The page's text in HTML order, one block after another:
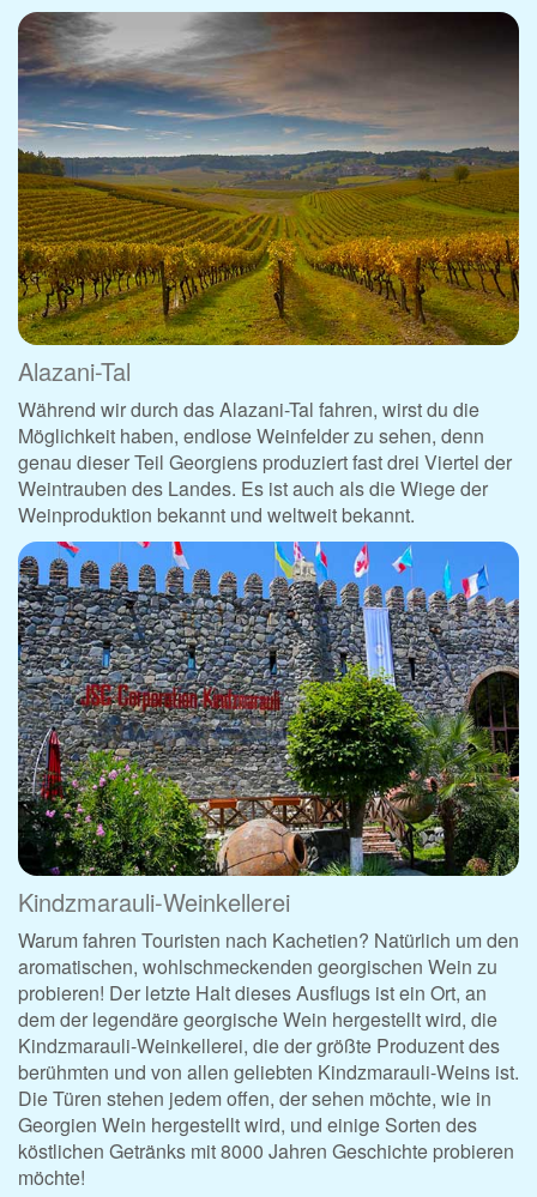
Alazani-Tal
Während wir durch das Alazani-Tal fahren, wirst du die
Möglichkeit haben, endlose Weinfelder zu sehen, denn
genau dieser Teil Georgiens produziert fast drei Viertel der
Weintrauben des Landes. Es ist auch als die Wiege der
Weinproduktion bekannt und weltweit bekannt.
Kindzmarauli-Weinkellerei
Warum fahren Touristen nach Kachetien? Natürlich um den
aromatischen, wohlschmeckenden georgischen Wein zu
probieren! Der letzte Halt dieses Ausflugs ist ein Ort, an
dem der legendäre georgische Wein hergestellt wird, die
Kindzmarauli-Weinkellerei, die der größte Produzent des
berühmten und von allen geliebten Kindzmarauli-Weins ist.
Die Türen stehen jedem offen, der sehen möchte, wie in
Georgien Wein hergestellt wird, und einige Sorten des
köstlichen Getränks mit 8000 Jahren Geschichte probieren
möchte!